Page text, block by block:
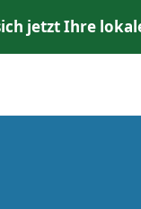
jetzt Ihre